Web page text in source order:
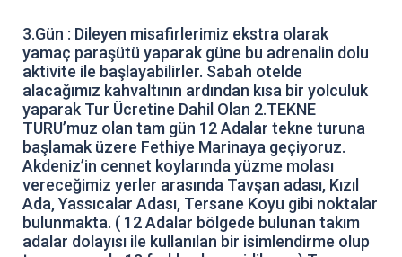
3.Gün : Dileyen misafirlerimiz ekstra olarak
yamaç paraşütü yaparak güne bu adrenalin dolu
aktivite ile başlayabilirler. Sabah otelde
alacağımız kahvaltının ardından kısa bir yolculuk
yaparak Tur Ücretine Dahil Olan 2.TEKNE
TURU’muz olan tam gün 12 Adalar tekne turuna
başlamak üzere Fethiye Marinaya geçiyoruz.
Akdeniz’in cennet koylarında yüzme molası
vereceğimiz yerler arasında Tavşan adası, Kızıl
Ada, Yassıcalar Adası, Tersane Koyu gibi noktalar
bulunmakta. ( 12 Adalar bölgede bulunan takım
adalar dolayısı ile kullanılan bir isimlendirme olup